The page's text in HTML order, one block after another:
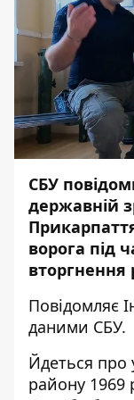
СБУ
державній
ворога під
вторгнення
Повідомляє
даними СБУ.
Йдеться про
району 1969